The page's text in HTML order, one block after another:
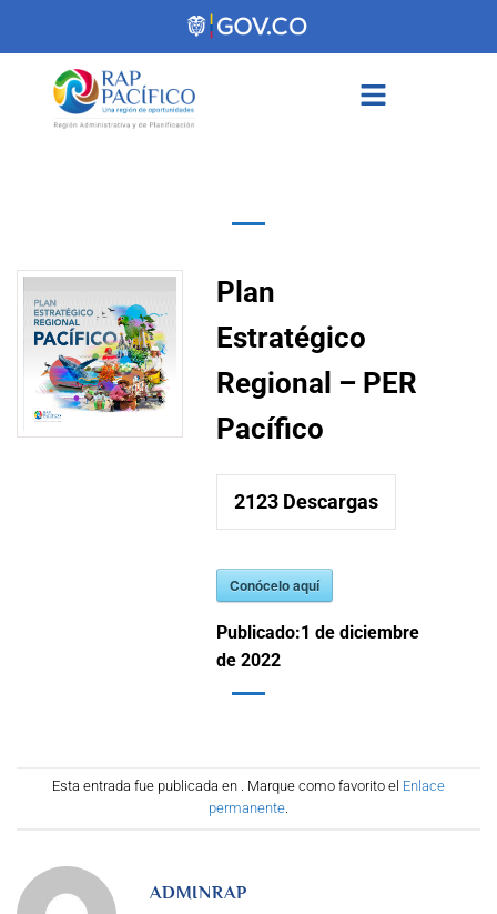
Plan
Estratégico
Regional – PER
Pacífico
2123 Descargas
Conócelo aquí
Publicado:1 de diciembre
de 2022
Esta entrada fue publicada en . Marque como favorito el Enlace
permanente.
ADMINRAP